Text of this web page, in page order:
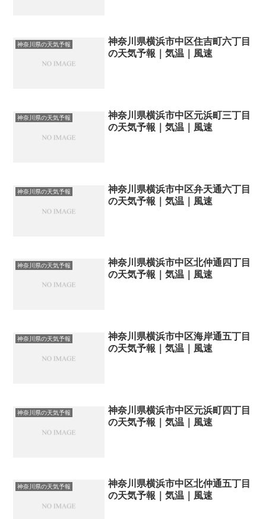
神奈川県の天気予報
神奈川県横浜市中区住吉町六丁目
の天気予報｜気温｜風速
神奈川県の天気予報
神奈川県横浜市中区元浜町三丁目
の天気予報｜気温｜風速
神奈川県の天気予報
神奈川県横浜市中区弁天通六丁目
の天気予報｜気温｜風速
神奈川県の天気予報
神奈川県横浜市中区北仲通四丁目
の天気予報｜気温｜風速
神奈川県の天気予報
神奈川県横浜市中区海岸通五丁目
の天気予報｜気温｜風速
神奈川県の天気予報
神奈川県横浜市中区元浜町四丁目
の天気予報｜気温｜風速
神奈川県の天気予報
神奈川県横浜市中区北仲通五丁目
の天気予報｜気温｜風速